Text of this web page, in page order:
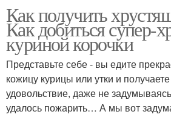
Как получить
Как добиться супер-
куриной корочки
Представьте себе - вы едите
кожицу курицы или утки и
удовольствие, даже не
удалось пожарить… А мы вот